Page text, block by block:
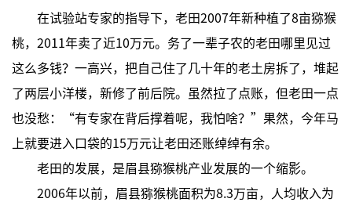
在试验站专家的指导下，老田2007年新种植了8亩猕猴
桃，2011年卖了近10万元。务了一辈子农的老田哪里见过
这么多钱？一高兴，把自己住了几十年的老土房拆了，堆起
了两层小洋楼，新修了前后院。虽然拉了点账，但老田一点
也没愁：“有专家在背后撑着呢，我怕啥？”果然，今年马
上就要进入口袋的15万元让老田还账绰绰有余。
老田的发展，是眉县猕猴桃产业发展的一个缩影。
2006年以前，眉县猕猴桃面积为8.3万亩，人均收入为